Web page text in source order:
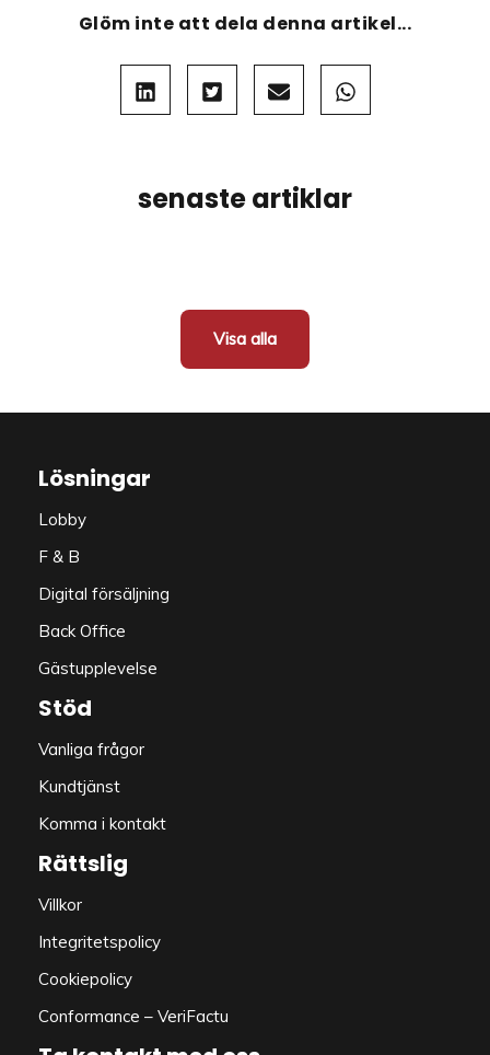
Glöm inte att dela denna artikel...
senaste artiklar
Visa alla
Lösningar
Lobby
F & B
Digital försäljning
Back Office
Gästupplevelse
Stöd
Vanliga frågor
Kundtjänst
Komma i kontakt
Rättslig
Villkor
Integritetspolicy
Cookiepolicy
Conformance – VeriFactu